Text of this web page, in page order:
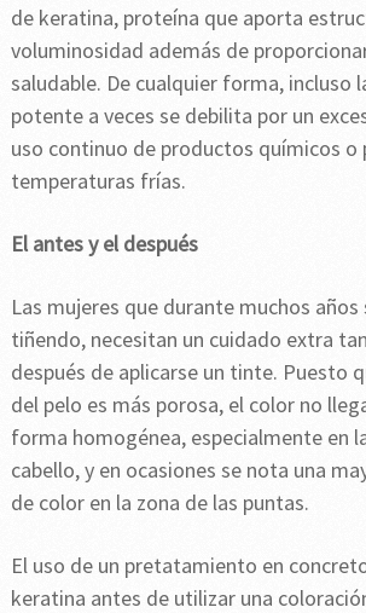
de keratina, proteína que aporta
voluminosidad además de
saludable. De cualquier forma, incluso
potente a veces se debilita por un
uso continuo de productos químicos o
temperaturas frías.
El antes y el después
Las mujeres que durante muchos años
tiñendo, necesitan un cuidado extra
después de aplicarse un tinte. Puesto
del pelo es más porosa, el color no
forma homogénea, especialmente en
cabello, y en ocasiones se nota una
de color en la zona de las puntas.
El uso de un pretatamiento en
keratina antes de utilizar una